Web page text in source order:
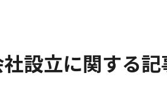
設立に関する記